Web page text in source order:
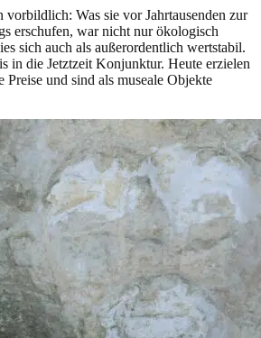
vorbildlich: Was sie vor Jahrtausenden zur
erschufen, war nicht nur ökologisch
sich auch als außerordentlich wertstabil.
in die Jetztzeit Konjunktur. Heute erzielen
Preise und sind als museale Objekte